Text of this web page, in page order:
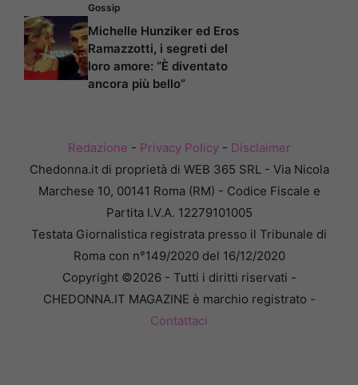
Gossip
Michelle Hunziker ed Eros
Ramazzotti, i segreti del
loro amore: “È diventato
ancora più bello”
Redazione - Privacy Policy- Disclaimer
Chedonna.it di proprietà di WEB 365 SRL - Via Nicola
Marchese 10, 00141 Roma (RM) - Codice Fiscale e
Partita I.V.A. 12279101005
Testata Giornalistica registrata presso il Tribunale di
Roma con n°149/2020 del 16/12/2020
Copyright ©2026 - Tutti i diritti riservati -
CHEDONNA.IT MAGAZINE è marchio registrato -
Contattaci